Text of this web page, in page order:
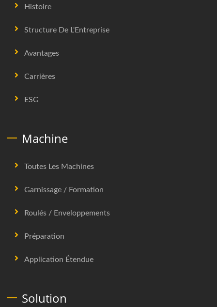
Histoire
Structure De L'Entreprise
Avantages
Carrières
ESG
Machine
Toutes Les Machines
Garnissage / Formation
Roulés / Enveloppements
Préparation
Application Étendue
Solution